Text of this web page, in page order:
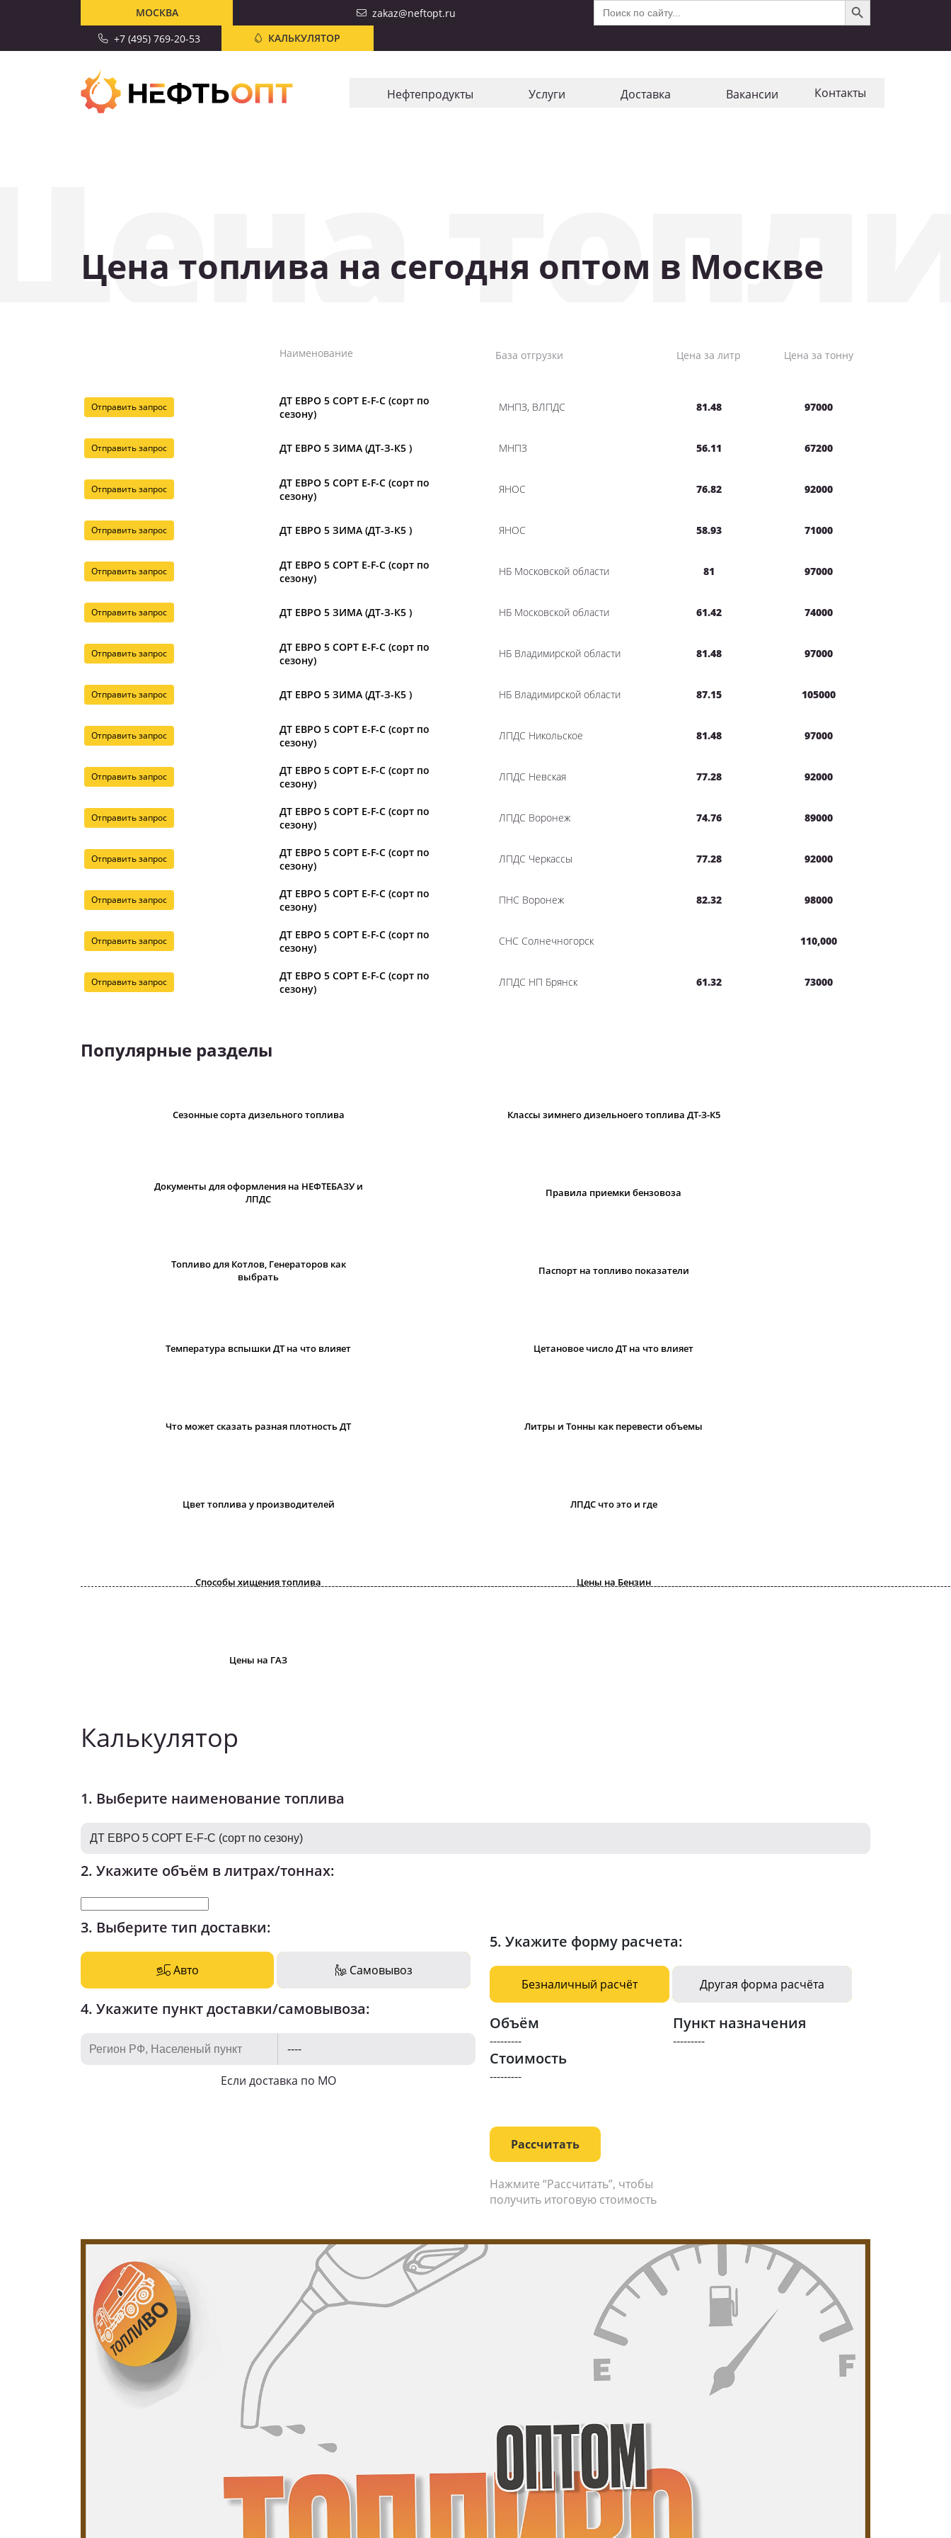
МОСКВА zakaz@neftopt.ru Search
for:
+7 (495) 769-20-53 КАЛЬКУЛЯТОР
Нефтепродукты Услуги Доставка Ваканcии Контакты
Цена топлива на сегодня оптом в Москве
Наименование База отгрузки Цена за литр Цена за тонну
Отправить запрос
ДТ ЕВРО 5 СОРТ E-F-C (сорт по
сезону)
МНПЗ, ВЛПДС 81.48 97000
Отправить запрос ДТ ЕВРО 5 ЗИМА (ДТ-З-К5 ) МНПЗ 56.11 67200
Отправить запрос
ДТ ЕВРО 5 СОРТ E-F-C (сорт по
сезону)
ЯНОС 76.82 92000
Отправить запрос ДТ ЕВРО 5 ЗИМА (ДТ-З-К5 ) ЯНОС 58.93 71000
Отправить запрос
ДТ ЕВРО 5 СОРТ E-F-C (сорт по
сезону)
НБ Московской области 81 97000
Отправить запрос ДТ ЕВРО 5 ЗИМА (ДТ-З-К5 ) НБ Московской области 61.42 74000
Отправить запрос
ДТ ЕВРО 5 СОРТ E-F-C (сорт по
сезону)
НБ Владимирской области 81.48 97000
Отправить запрос ДТ ЕВРО 5 ЗИМА (ДТ-З-К5 ) НБ Владимирской области 87.15 105000
Отправить запрос
ДТ ЕВРО 5 СОРТ E-F-C (сорт по
сезону)
ЛПДС Никольское 81.48 97000
Отправить запрос
ДТ ЕВРО 5 СОРТ E-F-C (сорт по
сезону)
ЛПДС Невская 77.28 92000
Отправить запрос
ДТ ЕВРО 5 СОРТ E-F-C (сорт по
сезону)
ЛПДС Воронеж 74.76 89000
Отправить запрос
ДТ ЕВРО 5 СОРТ E-F-C (сорт по
сезону)
ЛПДС Черкассы 77.28 92000
Отправить запрос
ДТ ЕВРО 5 СОРТ E-F-C (сорт по
сезону)
ПНС Воронеж 82.32 98000
Отправить запрос
ДТ ЕВРО 5 СОРТ E-F-C (сорт по
сезону)
СНС Солнечногорск 110,000
Отправить запрос
ДТ ЕВРО 5 СОРТ E-F-C (сорт по
сезону)
ЛПДС НП Брянск 61.32 73000
Популярные разделы
Сезонные сорта дизельного топлива Классы зимнего дизельноего топлива ДТ-З-К5
Документы для оформления на НЕФТЕБАЗУ и
ЛПДС
Правила приемки бензовоза
Топливо для Котлов, Генераторов как
выбрать
Паспорт на топливо показатели
Температура вспышки ДТ на что влияет Цетановое число ДТ на что влияет
Что может сказать разная плотность ДТ Литры и Тонны как перевести объемы
Цвет топлива у производителей ЛПДС что это и где
Cпособы хищения топлива Цены на Бензин
Цены на ГАЗ
Калькулятор
1. Выберите наименование топлива
2. Укажите объём в литрах/тоннах:
3. Выберите тип доставки:
Авто Самовывоз
4. Укажите пункт доставки/самовывоза:
Если доставка по МО
5. Укажите форму расчета:
Безналичный расчёт Другая форма расчёта
Объём
---------
Стоимость
---------
Пункт назначения
---------
Рассчитать
Нажмите “Рассчитать”, чтобы
получить итоговую стоимость